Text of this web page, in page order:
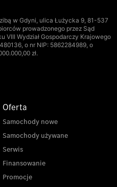
w Gdyni, ulica Łużycka 9, 81-537
prowadzonego przez Sąd
VIII Wydział Gospodarczy Krajowego
o nr NIP: 5862284989, o
zł.
Oferta
Samochody nowe
Samochody używane
Serwis
Finansowanie
Promocje